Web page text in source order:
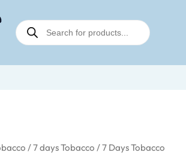
Recherche
de
produits
/7 days Tobacco / 7 Days Tobacco